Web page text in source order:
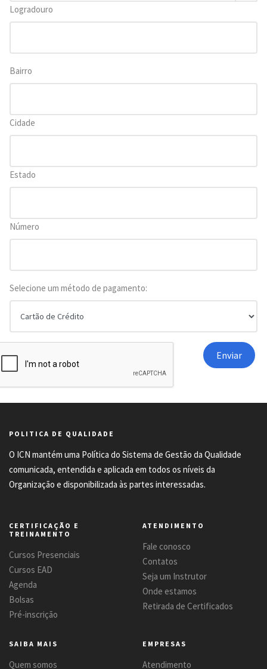
Logradouro
Bairro
Cidade
Estado
Número
Selecione um método de pagamento:
POLITICA DE QUALIDADE
O ICN mantém uma Política do Sistema de Gestão da Qualidade
comunicada, entendida e aplicada em todos os níveis da
Organização e disponibilizada às partes interessadas.
CERTIFICAÇÃO E
TREINAMENTO
Cursos Presenciais
Cursos EAD
Agenda
Bolsas
Pré-inscrição
ATENDIMENTO
Fale conosco
Contatos
Seja um Instrutor
Onde estamos
Retirada de Certificados
SAIBA MAIS
Quem somos
EMPRESAS
Atendimento